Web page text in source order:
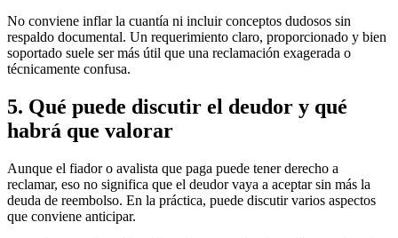
No conviene inflar la cuantía ni incluir conceptos dudosos sin
respaldo documental. Un requerimiento claro, proporcionado y bien
soportado suele ser más útil que una reclamación exagerada o
técnicamente confusa.
5. Qué puede discutir el deudor y qué
habrá que valorar
Aunque el fiador o avalista que paga puede tener derecho a
reclamar, eso no significa que el deudor vaya a aceptar sin más la
deuda de reembolso. En la práctica, puede discutir varios aspectos
que conviene anticipar.